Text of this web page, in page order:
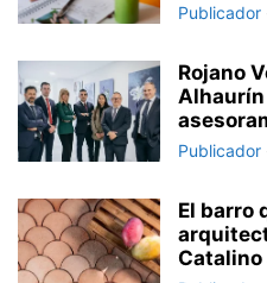
Publicador
Rojano
Alhaurín
Publicador
El barro
Catalino